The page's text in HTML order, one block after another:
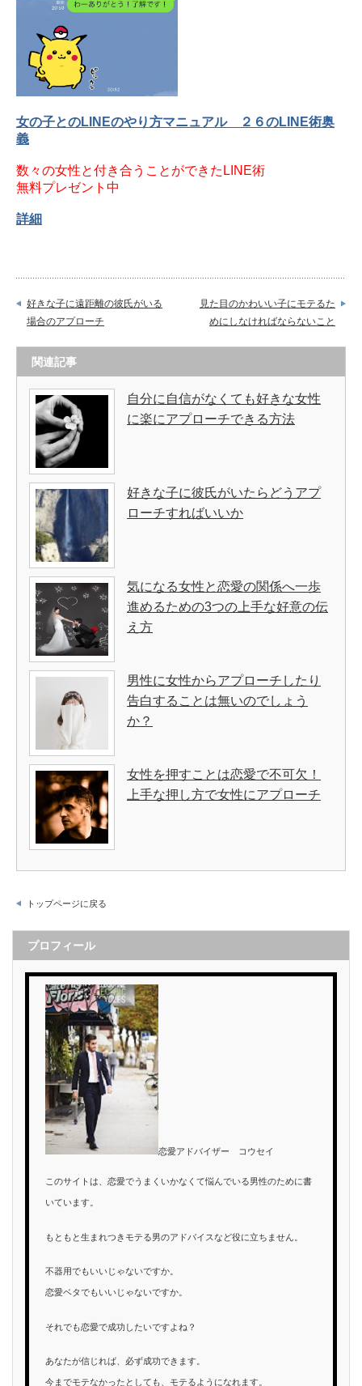
女の子とのLINEのやり方マニュアル ２６のLINE術奥
義
数々の女性と付き合うことができたLINE術
無料プレゼント中
詳細
好きな子に遠距離の彼氏がいる
場合のアプローチ
見た目のかわいい子にモテるた
めにしなければならないこと
関連記事
自分に自信がなくても好きな女性
に楽にアプローチできる方法
好きな子に彼氏がいたらどうアプ
ローチすればいいか
気になる女性と恋愛の関係へ一歩
進めるための3つの上手な好意の伝
え方
男性に女性からアプローチしたり
告白することは無いのでしょう
か？
女性を押すことは恋愛で不可欠！
上手な押し方で女性にアプローチ
トップページに戻る
プロフィール
恋愛アドバイザー コウセイ
このサイトは、恋愛でうまくいかなくて悩んでいる男性のために書
いています。
もともと生まれつきモテる男のアドバイスなど役に立ちません。
不器用でもいいじゃないですか。
恋愛ベタでもいいじゃないですか。
それでも恋愛で成功したいですよね？
あなたが信じれば、必ず成功できます。
今までモテなかったとしても、モテるようになれます。